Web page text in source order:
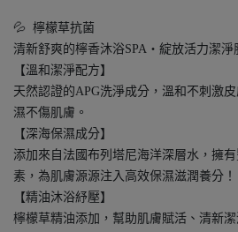
💦 檸檬草抗菌
清新舒爽的檸香沐浴SPA‧綻放活力潔淨
【溫和潔淨配方】
天然認證的APG洗淨成分，溫和不刺激
濕不傷肌膚。
【深海保濕成分】
添加來自法國布列塔尼海洋深層水，擁
素，為肌膚源源注入高效保濕滋潤養分！
【精油沐浴紓壓】
檸檬草精油添加，幫助肌膚賦活、清新